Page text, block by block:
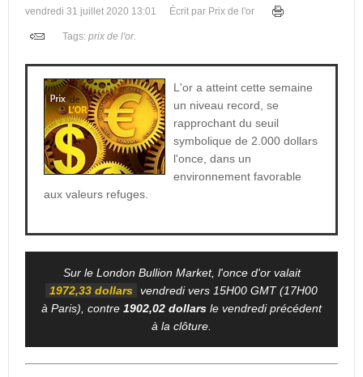
vendredi 31 juillet 2020 13:01 Écrit par Prix de l'or
Tags: prix de l'or.
L'or a atteint cette semaine
un niveau record, se
rapprochant du seuil
symbolique de 2.000 dollars
l'once, dans un
environnement favorable
aux valeurs refuges.
Sur le London Bullion Market, l'once d'or valait
1972,33 dollars vendredi vers 15H00 GMT (17H00
à Paris), contre 1902,02 dollars le vendredi précédent
à la clôture.